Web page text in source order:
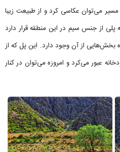
می‌توان عکاسی کرد و از طبیعت زیبا
از جنس سیم در این منطقه قرار دارد
بخش‌هایی از آن وجود دارد. این پل که از
عبور می‌کرد و امروزه می‌توان در کنار